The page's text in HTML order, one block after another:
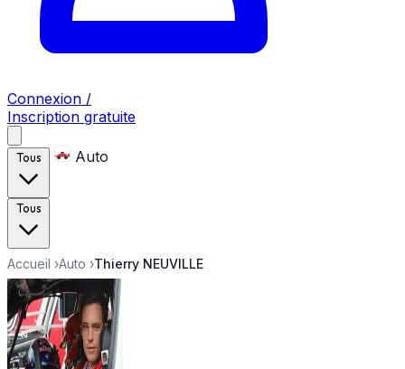
Connexion /
Inscription gratuite
Tous Auto
Tous
Accueil ›Auto ›Thierry NEUVILLE